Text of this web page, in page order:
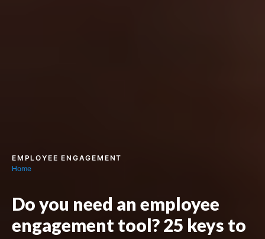
EMPLOYEE ENGAGEMENT
Home
Do you need an employee
engagement tool? 25 keys to